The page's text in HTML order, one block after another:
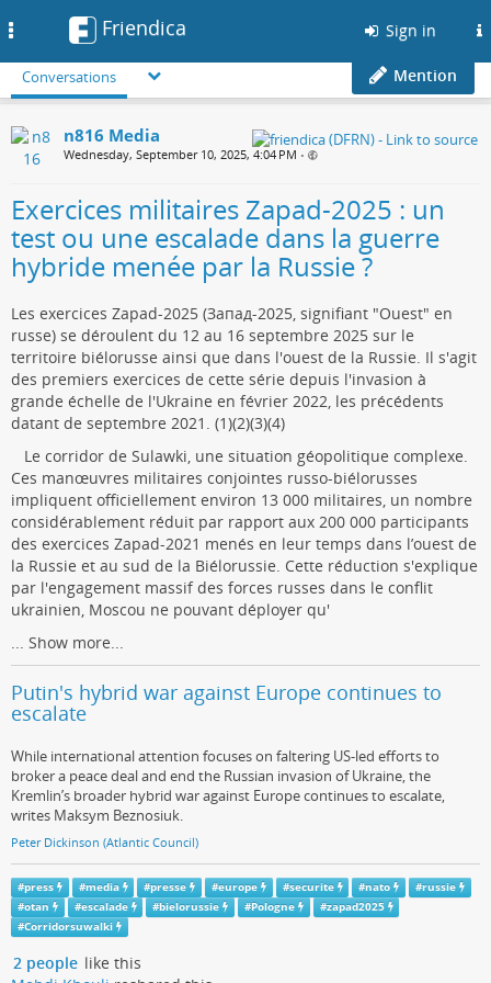
Friendica Sign in
Conversations Mention
n816 Media
Wednesday, September 10, 2025, 4:04 PM •
Exercices militaires Zapad-2025 : un
test ou une escalade dans la guerre
hybride menée par la Russie ?
Les exercices Zapad-2025 (Запад-2025, signifiant "Ouest" en
russe) se déroulent du 12 au 16 septembre 2025 sur le
territoire biélorusse ainsi que dans l'ouest de la Russie. Il s'agit
des premiers exercices de cette série depuis l'invasion à
grande échelle de l'Ukraine en février 2022, les précédents
datant de septembre 2021. (1)(2)(3)(4)
Le corridor de Sulawki, une situation géopolitique complexe.
Ces manœuvres militaires conjointes russo-biélorusses
impliquent officiellement environ 13 000 militaires, un nombre
considérablement réduit par rapport aux 200 000 participants
des exercices Zapad-2021 menés en leur temps dans l’ouest de
la Russie et au sud de la Biélorussie. Cette réduction s'explique
par l'engagement massif des forces russes dans le conflit
ukrainien, Moscou ne pouvant déployer qu'
... Show more...
Putin's hybrid war against Europe continues to
escalate
While international attention focuses on faltering US-led efforts to
broker a peace deal and end the Russian invasion of Ukraine, the
Kremlin’s broader hybrid war against Europe continues to escalate,
writes Maksym Beznosiuk.
Peter Dickinson (Atlantic Council)
#press #media #presse #europe #securite #nato #russie
#otan #escalade #bielorussie #Pologne #zapad2025
#Corridorsuwalki
2 people like this